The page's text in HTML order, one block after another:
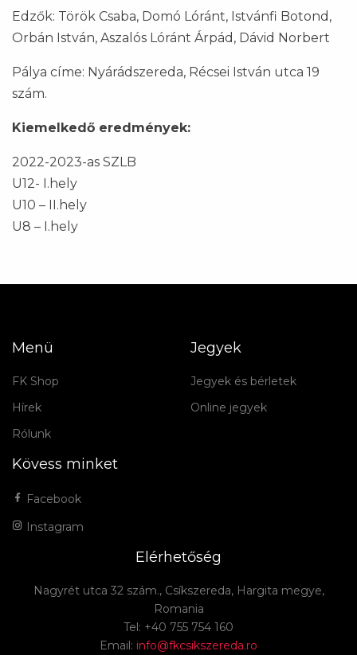
Edzők: Török Csaba, Domó Lóránt, Istvánfi Botond,
Orbán István, Aszalós Lóránt Árpád, Dávid Norbert
Pálya címe: Nyárádszereda, Récsei István utca 19
szám.
Kiemelkedő eredmények:
2022-2023-as SZLB
U12- I.hely
U10 – II.hely
U8 – I.hely
Menü
FK Shop
Hírek
Rólunk
Jegyek
Jegyek és bérletek
Online jegyek
Kövess minket
Facebook
Instagram
Elérhetőség
Nagyrét utca 32 szám., Csíkszereda, Hargita megye,
Romania
Tel: +40 755 754 160
Email: info@fkcsikszereda.ro